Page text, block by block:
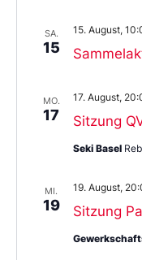
SA.
15
15. August,
MO.
17 Sitzung
17. August,
Seki Basel
MI.
19 Sitzung
19. August,